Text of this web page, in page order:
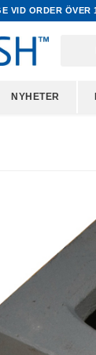
VID ORDER ÖVER
NYHETER